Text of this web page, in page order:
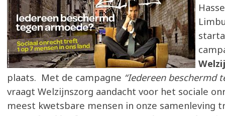
plaats. Met de campagne “Iedereen beschermd
vraagt Welzijnszorg aandacht voor het sociale
meest kwetsbare mensen in onze samenleving